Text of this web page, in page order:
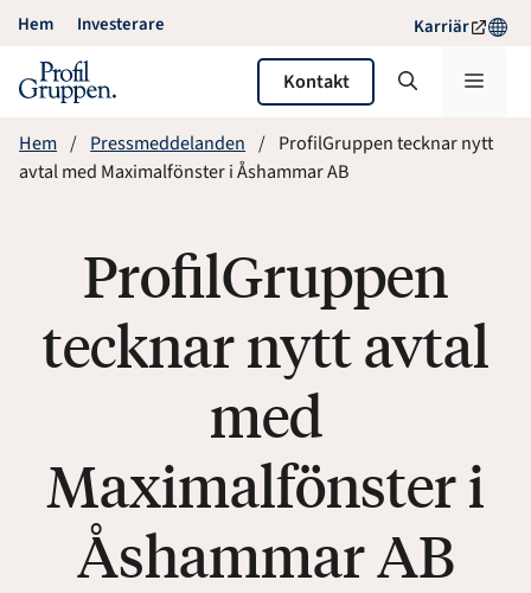
Hoppa
innehåll
Hem Investerare Karriär
Kontakt Meny
Hem Pressmeddelanden
ProfilGruppen tecknar nytt
avtal med Maximalfönster i Åshammar AB
ProfilGruppen
tecknar nytt avtal
med
Maximalfönster i
Åshammar AB